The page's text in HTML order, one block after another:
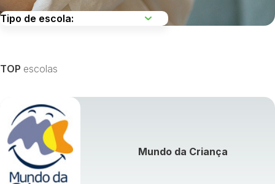
Visualizar todos os cursos »
TOP escolas
Mundo da Criança